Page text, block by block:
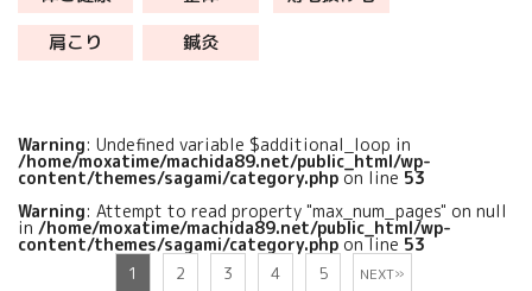
神経と血流を整えながら筋肉のこ
わばりも緩めるため、両方の症状
肩こり
鍼灸
Warning: Undefined variable $additional_loop in
/home/moxatime/machida89.net/public_html/wp-
content/themes/sagami/category.php on line 53
Warning: Attempt to read property "max_num_pages" on null
in /home/moxatime/machida89.net/public_html/wp-
content/themes/sagami/category.php on line 53
1 2 3 4 5 NEXT»